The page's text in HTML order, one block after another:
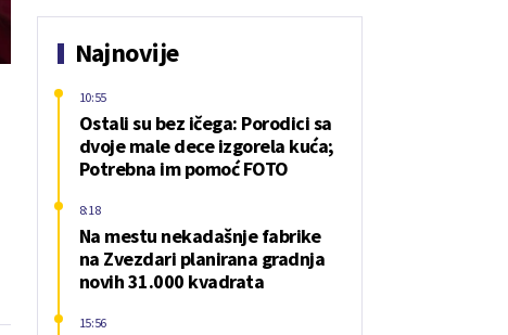
Najnovije
Ostali su bez ičega: Porodici sa
dvoje male dece izgorela kuća;
Potrebna im pomoć FOTO
10:55
Na mestu nekadašnje fabrike
na Zvezdari planirana gradnja
novih 31.000 kvadrata
8:18
15:56